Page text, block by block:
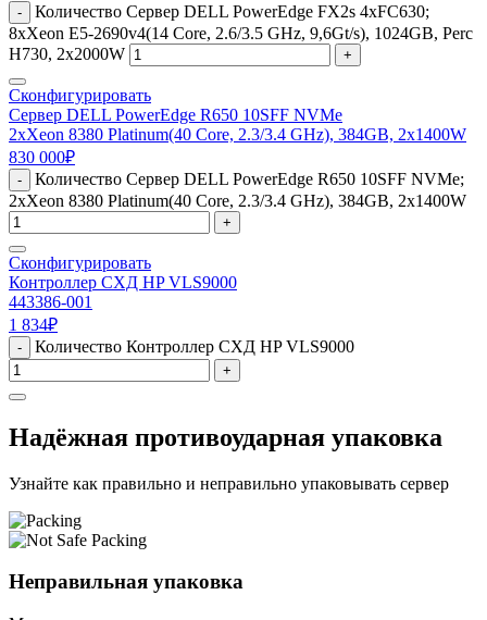
-
Количество Сервер DELL PowerEdge FX2s 4xFC630;
8xXeon E5-2690v4(14 Core, 2.6/3.5 GHz, 9,6Gt/s), 1024GB, Perc
H730, 2x2000W
+
Сконфигурировать
Сервер DELL PowerEdge R650 10SFF NVMe
2xXeon 8380 Platinum(40 Core, 2.3/3.4 GHz), 384GB, 2x1400W
830 000₽
-
Количество Сервер DELL PowerEdge R650 10SFF NVMe;
2xXeon 8380 Platinum(40 Core, 2.3/3.4 GHz), 384GB, 2x1400W
+
Сконфигурировать
Контроллер СХД HP VLS9000
443386-001
1 834₽
- Количество Контроллер СХД HP VLS9000
+
Надёжная противоударная упаковка
Узнайте как правильно и неправильно упаковывать сервер
Неправильная упаковка